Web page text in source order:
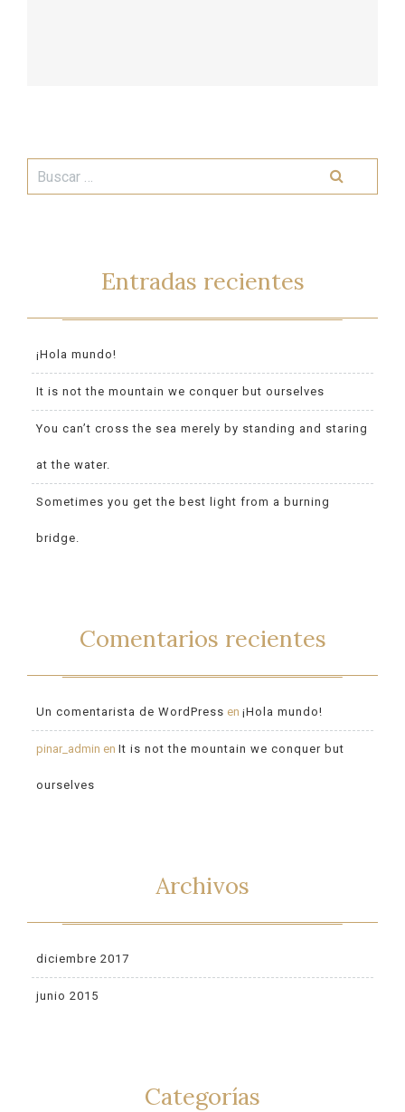
Entradas recientes
¡Hola mundo!
It is not the mountain we conquer but ourselves
You can’t cross the sea merely by standing and staring
at the water.
Sometimes you get the best light from a burning
bridge.
Comentarios recientes
Un comentarista de WordPress en ¡Hola mundo!
pinar_admin en It is not the mountain we conquer but
ourselves
Archivos
diciembre 2017
junio 2015
Categorías